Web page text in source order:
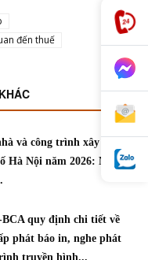
đến thuế
và công trình xây dựng
Hà Nội năm 2026: Những
BCA quy định chi tiết về
phát báo in, nghe phát
truyền hình...